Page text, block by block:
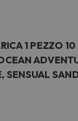
1 PEZZO
SENSUAL